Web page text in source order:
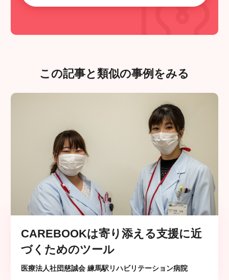
この記事と類似の事例をみる
CAREBOOKは寄り添える支援に近
づくためのツール
医療法人社団慈誠会 練馬駅リハビリテーション病院